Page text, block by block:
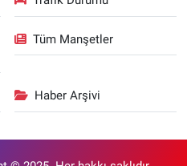
Tüm Manşetler
Haber Arşivi